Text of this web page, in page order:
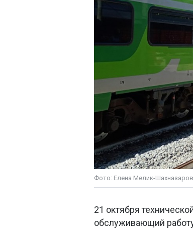
Фото: Елена Мелик-
21 октября
обслуживающий